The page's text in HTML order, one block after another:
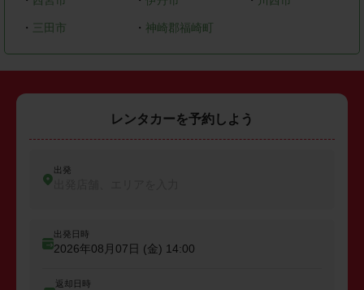
・ 三田市 ・ 神崎郡福崎町
レンタカーを予約しよう
出発
出発日時
2026年08月07日 (金) 14:00
返却日時